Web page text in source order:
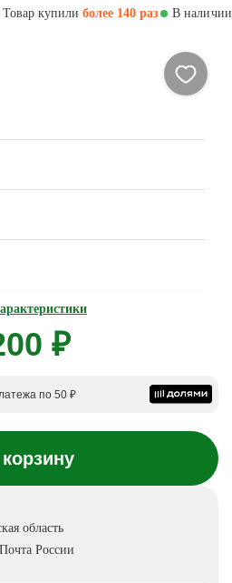
Товар купилиболее 140 раз В наличии
₽
по 50 ₽
область
России